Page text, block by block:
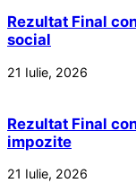
Rezultat Final
social
21 Iulie, 2026
Rezultat Final
impozite
21 Iulie, 2026